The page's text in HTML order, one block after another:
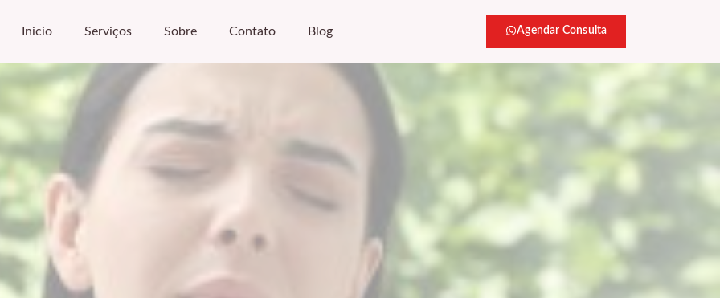
Inicio Serviços Sobre Contato Blog Agendar Consulta